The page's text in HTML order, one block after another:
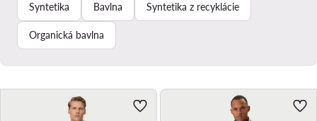
Syntetika Bavlna Syntetika z recyklácie
Organická bavlna